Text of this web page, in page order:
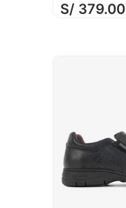
S/ 379.00